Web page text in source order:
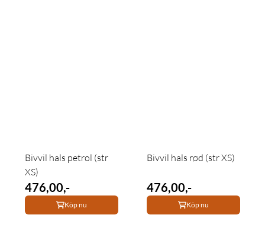
Bivvil hals petrol (str
XS)
476,00,-
Köp nu
Bivvil hals rød (str XS)
476,00,-
Köp nu